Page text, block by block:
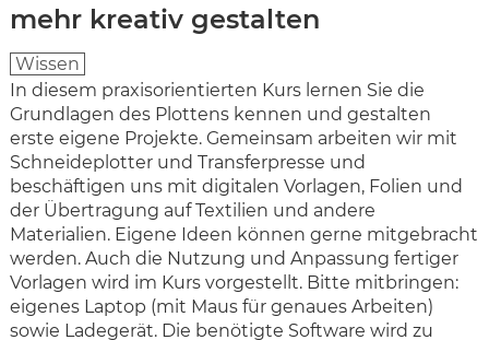
mehr kreativ gestalten
Wissen
In diesem praxisorientierten Kurs lernen Sie die
Grundlagen des Plottens kennen und gestalten
erste eigene Projekte. Gemeinsam arbeiten wir mit
Schneideplotter und Transferpresse und
beschäftigen uns mit digitalen Vorlagen, Folien und
der Übertragung auf Textilien und andere
Materialien. Eigene Ideen können gerne mitgebracht
werden. Auch die Nutzung und Anpassung fertiger
Vorlagen wird im Kurs vorgestellt. Bitte mitbringen:
eigenes Laptop (mit Maus für genaues Arbeiten)
sowie Ladegerät. Die benötigte Software wird zu